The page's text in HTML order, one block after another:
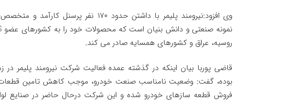
وی افزود:نیرومند پلیمر با داشتن حدود ۱۷۰ نفر پرسنل
روسیه، عراق و کشورهای همسایه صادر می کند.
قاضی پوربا بیان اینکه در گذشته عمده فعالیت شرکت نیرومند پلیمر در
بوده، گفت: وضعیت نامناسب صنعت خودرو، موجب کاهش تامین
فروش قطعه ساز‌های خودرو شده و این شرکت درحال حاضر در صنایع